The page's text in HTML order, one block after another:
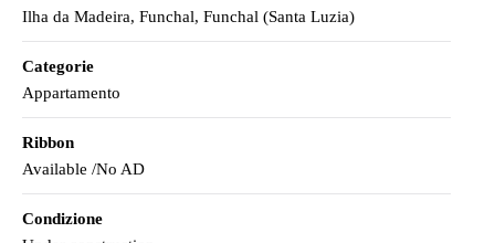
Ilha da Madeira, Funchal, Funchal (Santa Luzia)
Categorie
Appartamento
Ribbon
Available /No AD
Condizione